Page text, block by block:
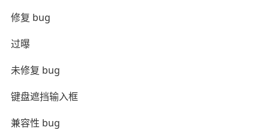
修复 bug
过曝
未修复 bug
键盘遮挡输入框
兼容性 bug